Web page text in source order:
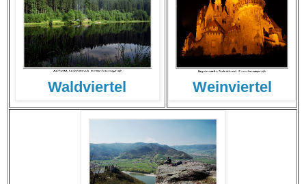
Waldviertel Weinviertel